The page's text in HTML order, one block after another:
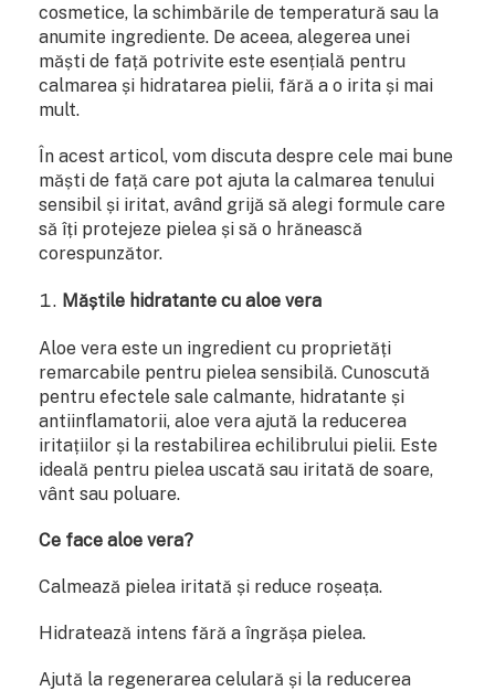
cosmetice, la schimbările de temperatură sau la
anumite ingrediente. De aceea, alegerea unei
măști de față potrivite este esențială pentru
calmarea și hidratarea pielii, fără a o irita și mai
mult.
În acest articol, vom discuta despre cele mai bune
măști de față care pot ajuta la calmarea tenului
sensibil și iritat, având grijă să alegi formule care
să îți protejeze pielea și să o hrănească
corespunzător.
Măștile hidratante cu aloe vera
Aloe vera este un ingredient cu proprietăți
remarcabile pentru pielea sensibilă. Cunoscută
pentru efectele sale calmante, hidratante și
antiinflamatorii, aloe vera ajută la reducerea
iritațiilor și la restabilirea echilibrului pielii. Este
ideală pentru pielea uscată sau iritată de soare,
vânt sau poluare.
Ce face aloe vera?
Calmează pielea iritată și reduce roșeața.
Hidratează intens fără a îngrășa pielea.
Ajută la regenerarea celulară și la reducerea